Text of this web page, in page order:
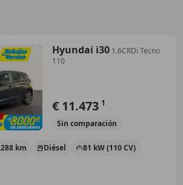
Hyundai i30 1.6CRDi Tecno
110
€ 11.473 1
Sin comparación
km Diésel 81 kW (110 CV)